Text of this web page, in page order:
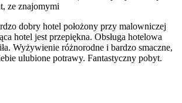
ze znajomymi
dobry hotel położony przy malowniczej
hotel jest przepiękna. Obsługa hotelowa
Wyżywienie różnorodne i bardzo smaczne,
ulubione potrawy. Fantastyczny pobyt.